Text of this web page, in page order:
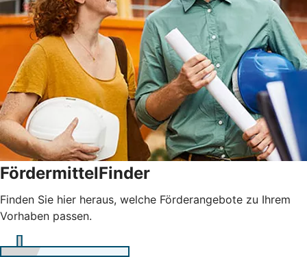
FördermittelFinder
Finden Sie hier heraus, welche Förderangebote zu Ihrem
Vorhaben passen.